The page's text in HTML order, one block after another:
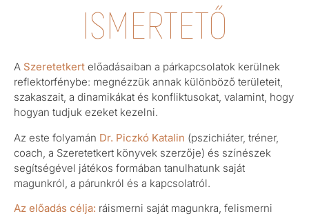
ISMERTETŐ
A Szeretetkert előadásaiban a párkapcsolatok kerülnek
reflektorfénybe: megnézzük annak különböző területeit,
szakaszait, a dinamikákat és konfliktusokat, valamint, hogy
hogyan tudjuk ezeket kezelni.
Az este folyamán Dr. Piczkó Katalin (pszichiáter, tréner,
coach, a Szeretetkert könyvek szerzője) és színészek
segítségével játékos formában tanulhatunk saját
magunkról, a párunkról és a kapcsolatról.
Az előadás célja: ráismerni saját magunkra, felismerni